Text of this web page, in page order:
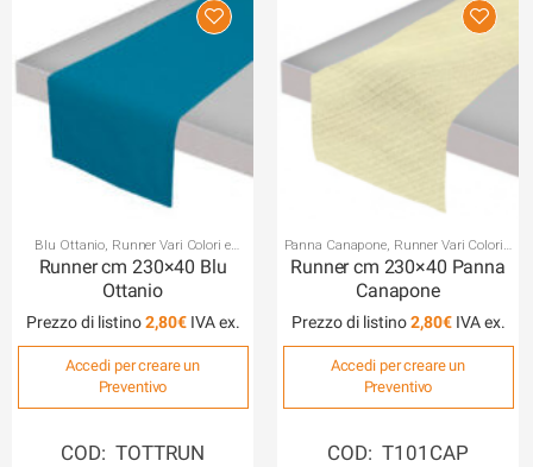
Blu Ottanio Runner Vari Colori e
Tessuti
Runner cm 230×40 Blu
Ottanio
Prezzo di listino2,80€
Accedi per creare un
Preventivo
COD: TOTTRUN
Panna Canapone, Runner Vari Colori e
Tessuti
Runner cm 230×40 Panna
Canapone
Prezzo di listino2,80€
Accedi per creare un
Preventivo
COD: T101CAP